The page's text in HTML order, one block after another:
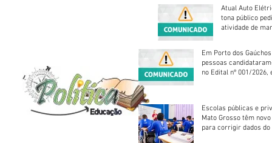
Atual Auto
tona público
atividade de
Em Porto dos
pessoas
no Edital nº 001/2026,
Escolas públicas e
Mato Grosso têm
para corrigir dados do